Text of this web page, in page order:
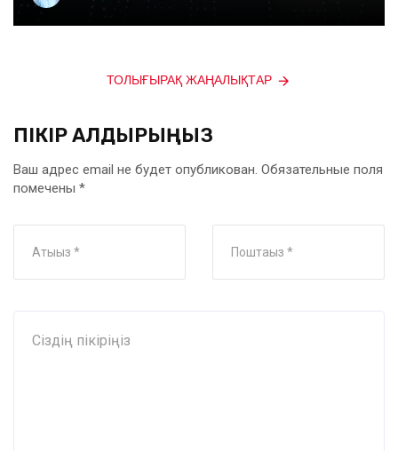
ТОЛЫҒЫРАҚ ЖАҢАЛЫҚТАР
ПІКІР ҚАЛДЫРЫҢЫЗ
Ваш адрес email не будет опубликован. Обязательные поля
помечены *